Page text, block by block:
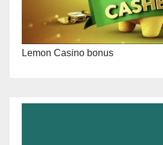
Lemon Casino bonus